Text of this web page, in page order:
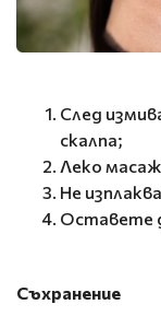
След
скалпа;
Леко
Не
Оставете
Съхранение